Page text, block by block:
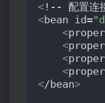
< !-- 配置连
<bean id=
<
<
<
<
</bean>